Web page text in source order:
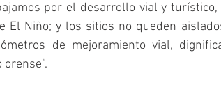
por el desarrollo vial y
El Niño; y los sitios no queden
de mejoramiento vial,